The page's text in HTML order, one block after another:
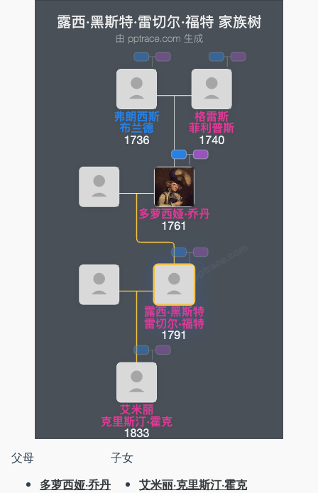
父母
多萝西娅·乔丹
子女
艾米丽·克里斯汀·霍克